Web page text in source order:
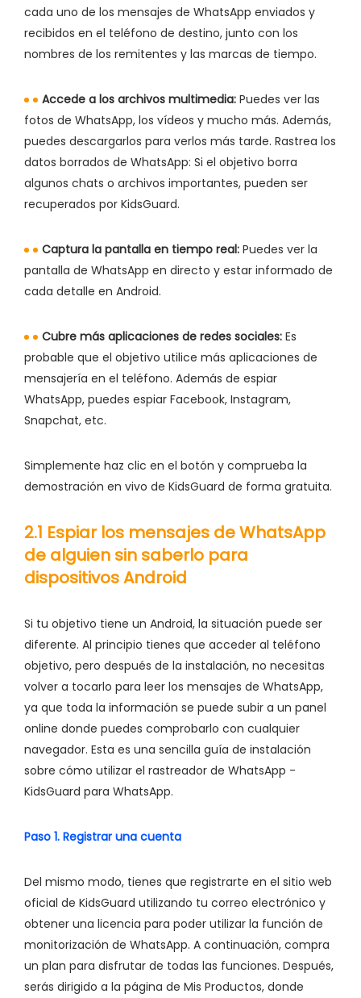
cada uno de los mensajes de WhatsApp enviados y
recibidos en el teléfono de destino, junto con los
nombres de los remitentes y las marcas de tiempo.
Accede a los archivos multimedia: Puedes ver las
fotos de WhatsApp, los vídeos y mucho más. Además,
puedes descargarlos para verlos más tarde. Rastrea los
datos borrados de WhatsApp: Si el objetivo borra
algunos chats o archivos importantes, pueden ser
recuperados por KidsGuard.
Captura la pantalla en tiempo real: Puedes ver la
pantalla de WhatsApp en directo y estar informado de
cada detalle en Android.
Cubre más aplicaciones de redes sociales: Es
probable que el objetivo utilice más aplicaciones de
mensajería en el teléfono. Además de espiar
WhatsApp, puedes espiar Facebook, Instagram,
Snapchat, etc.
Simplemente haz clic en el botón y comprueba la
demostración en vivo de KidsGuard de forma gratuita.
2.1 Espiar los mensajes de WhatsApp
de alguien sin saberlo para
dispositivos Android
Si tu objetivo tiene un Android, la situación puede ser
diferente. Al principio tienes que acceder al teléfono
objetivo, pero después de la instalación, no necesitas
volver a tocarlo para leer los mensajes de WhatsApp,
ya que toda la información se puede subir a un panel
online donde puedes comprobarlo con cualquier
navegador. Esta es una sencilla guía de instalación
sobre cómo utilizar el rastreador de WhatsApp -
KidsGuard para WhatsApp.
Paso 1. Registrar una cuenta
Del mismo modo, tienes que registrarte en el sitio web
oficial de KidsGuard utilizando tu correo electrónico y
obtener una licencia para poder utilizar la función de
monitorización de WhatsApp. A continuación, compra
un plan para disfrutar de todas las funciones. Después,
serás dirigido a la página de Mis Productos, donde